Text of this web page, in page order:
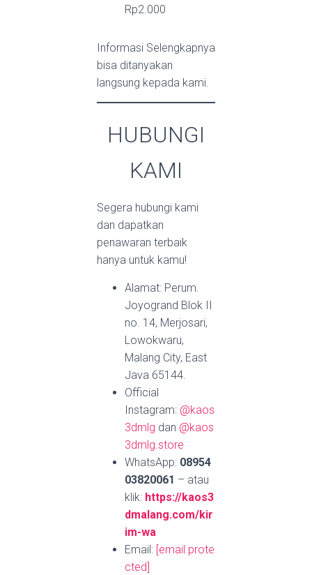
Rp2.000
Informasi Selengkapnya
bisa ditanyakan
langsung kepada kami.
HUBUNGI
KAMI
Segera hubungi kami
dan dapatkan
penawaran terbaik
hanya untuk kamu!
Alamat: Perum.
Joyogrand Blok II
no. 14, Merjosari,
Lowokwaru,
Malang City, East
Java 65144.
Official
Instagram: @kaos
3dmlg dan @kaos
3dmlg.store
WhatsApp: 08954
03820061 – atau
klik: https://kaos3
dmalang.com/kir
im-wa
Email: [email prote
cted]